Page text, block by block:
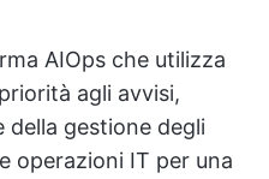
AIOps che utilizza
agli avvisi,
gestione degli
operazioni IT per una